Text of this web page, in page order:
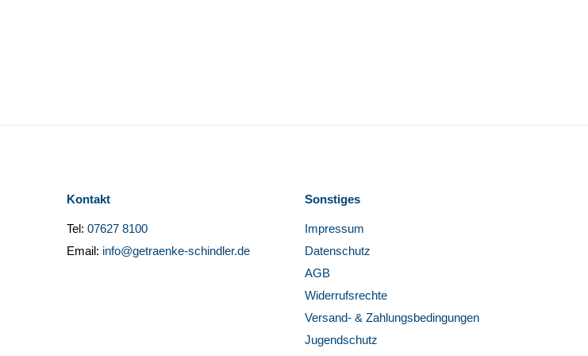
Kontakt
Tel: 07627 8100
Email: info@getraenke-schindler.de
Sonstiges
Impressum
Datenschutz
AGB
Widerrufsrechte
Versand- & Zahlungsbedingungen
Jugendschutz